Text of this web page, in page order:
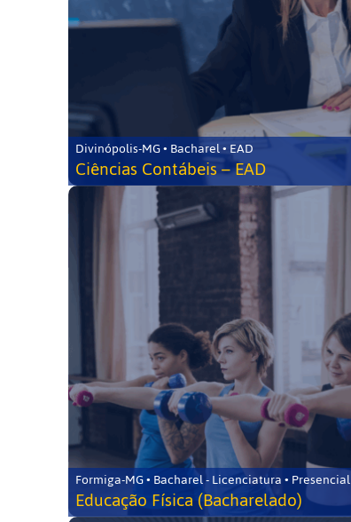
Divinópolis-MG • Bacharel • EAD
Ciências Contábeis – EAD
Formiga-MG • Bacharel - Licenciatura • Presencial
Educação Física (Bacharelado)